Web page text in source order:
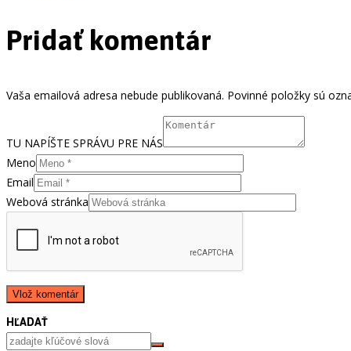
Pridať komentár
Vaša emailová adresa nebude publikovaná. Povinné položky sú
TU NAPÍŠTE SPRÁVU PRE NÁS
Meno
Email
Webová stránka
HĽADAŤ